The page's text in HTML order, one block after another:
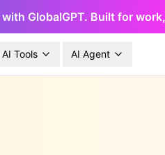
with GlobalGPT. Built for
AI Tools AI Agent